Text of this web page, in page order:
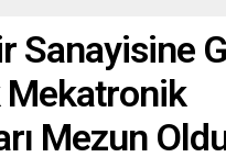
Sanayisine
Mekatronik
Mezun